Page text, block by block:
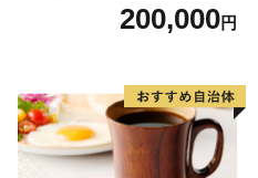
200,000円